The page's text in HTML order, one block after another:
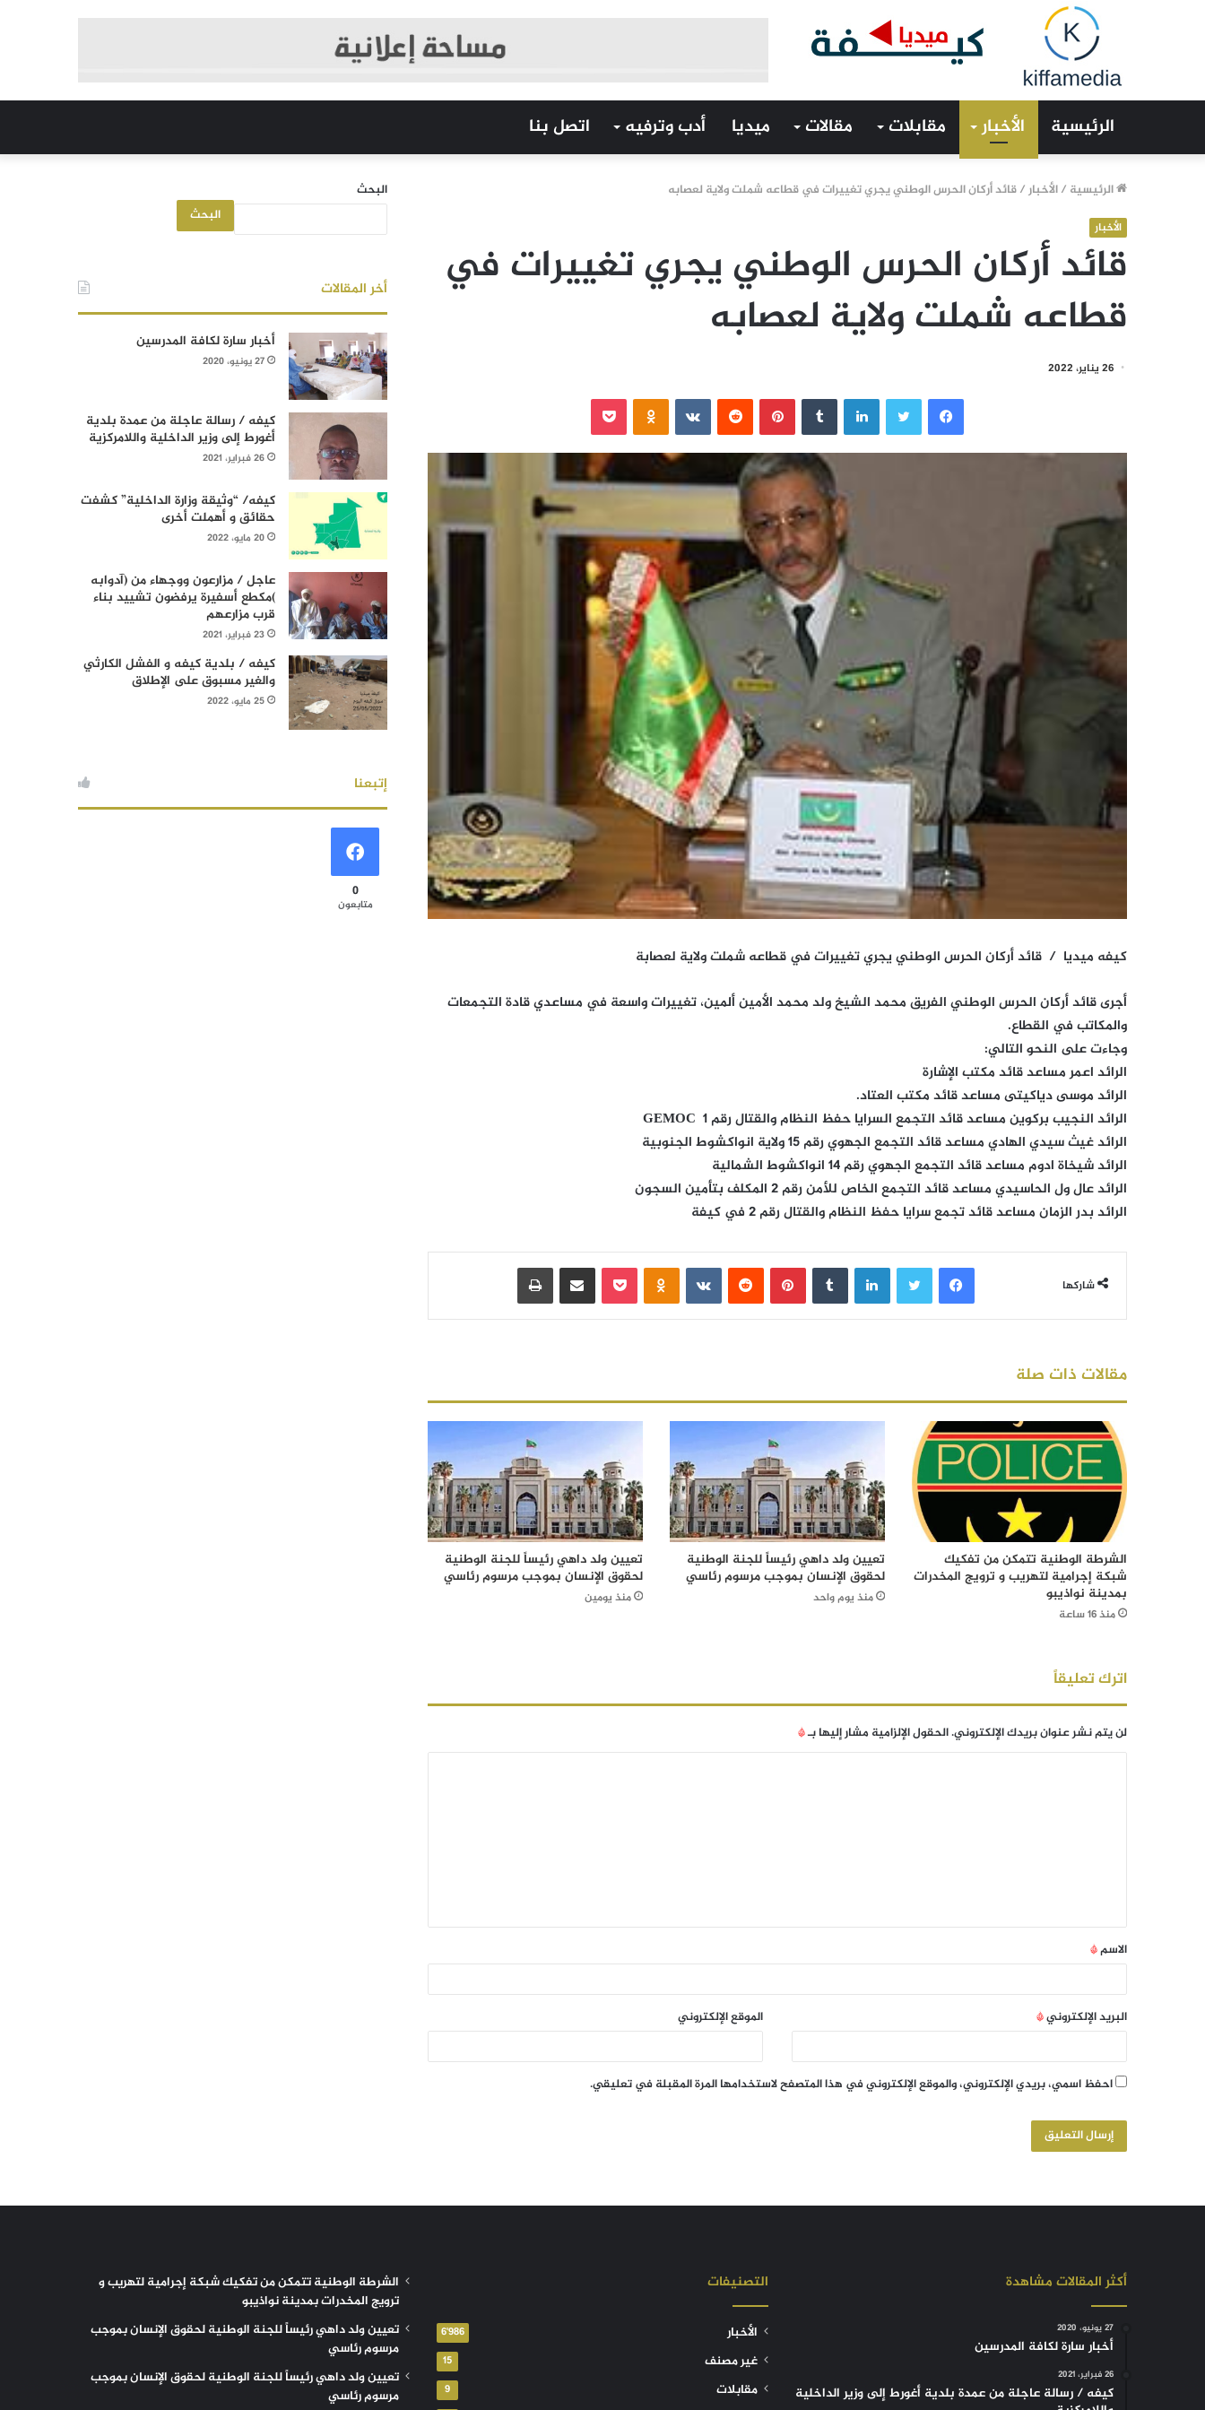
الرئيسية الأخبار مقابلات مقالات ميديا أدب وترفيه اتصل بنا
الرئيسية /الأخبار/قائد أركان الحرس الوطني يجري تغييرات في قطاعه شملت ولاية لعصابه
الأخبار
قائد أركان الحرس الوطني يجري تغييرات في
قطاعه شملت ولاية لعصابه
26 يناير، 2022
فيسبوك لينكدإن بينتيريست
كيفه ميديا / قائد أركان الحرس الوطني يجري تغييرات في قطاعه شملت ولاية لعصابة
أجرى قائد أركان الحرس الوطني الفريق محمد الشيخ ولد محمد الأمين ألمين، تغييرات واسعة في مساعدي قادة التجمعات
والمكاتب في القطاع.
وجاءت على النحو التالي:
الرائد اعمر مساعد قائد مكتب الإشارة
الرائد موسى دياكيتى مساعد قائد مكتب العتاد.
الرائد النجيب بركوين مساعد قائد التجمع السرايا حفظ النظام والقتال رقم 1 GEMOC
الرائد غيث سيدي الهادي مساعد قائد التجمع الجهوي رقم 15 ولاية انواكشوط الجنوبية
الرائد شيخاة ادوم مساعد قائد التجمع الجهوي رقم 14 انواكشوط الشمالية
الرائد عال ول الحاسيدي مساعد قائد التجمع الخاص للأمن رقم 2 المكلف بتأمين السجون
الرائد بدر الزمان مساعد قائد تجمع سرايا حفظ النظام والقتال رقم 2 في كيفة
شاركها
فيسبوك لينكدإن بينتيريست بوكيت مشاركة عبر البريد
مقالات ذات صلة
الشرطة الوطنية تتمكن من تفكيك
شبكة إجرامية لتهريب و ترويج المخدرات
بمدينة نواذيبو
منذ 16 ساعة
تعيين ولد داهي رئيساً للجنة الوطنية
لحقوق الإنسان بموجب مرسوم رئاسي
منذ يوم واحد
تعيين ولد داهي رئيساً للجنة الوطنية
لحقوق الإنسان بموجب مرسوم رئاسي
منذ يومين
اترك تعليقاً
لن يتم نشر عنوان بريدك الإلكتروني.الحقول الإلزامية مشار إليها بـ*
الاسم*
البريد الإلكتروني* الموقع الإلكتروني
احفظ اسمي، بريدي الإلكتروني، والموقع الإلكتروني في هذا المتصفح لاستخدامها المرة المقبلة في تعليقي.
البحث
البحث
أخر المقالات
أخبار سارة لكافة المدرسين
27 يونيو، 2020
كيفه / رسالة عاجلة من عمدة بلدية
أغورط إلى وزير الداخلية واللامركزية
26 فبراير، 2021
كيفه/ “وثيقة وزارة الداخلية” كشفت
حقائق و أهملت أخرى
20 مايو، 2022
عاجل / مزارعون ووجهاء من (آدوابه
)مكطع أسفيرة يرفضون تشييد بناء
قرب مزارعهم
23 فبراير، 2021
كيفه / بلدية كيفه و الفشل الكارثي
والغير مسبوق على الإطلاق
25 مايو، 2022
إتبعنا
0
متابعون
أكثر المقالات مشاهدة
27 يونيو، 2020
أخبار سارة لكافة المدرسين
26 فبراير، 2021
كيفه / رسالة عاجلة من عمدة بلدية أغورط إلى وزير الداخلية
التصنيفات
الأخبار 6٬986
غير مصنف 15
مقابلات 9
الشرطة الوطنية تتمكن من تفكيك شبكة إجرامية لتهريب و
ترويج المخدرات بمدينة نواذيبو
تعيين ولد داهي رئيساً للجنة الوطنية لحقوق الإنسان بموجب
مرسوم رئاسي
تعيين ولد داهي رئيساً للجنة الوطنية لحقوق الإنسان بموجب
مرسوم رئاسي